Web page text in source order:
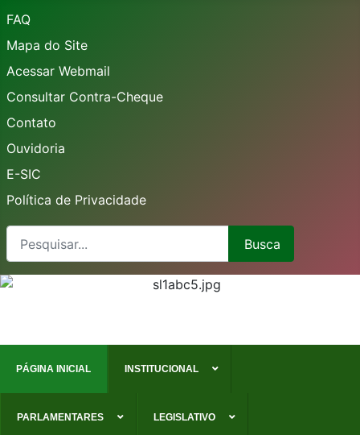
FAQ
Mapa do Site
Acessar Webmail
Consultar Contra-Cheque
Contato
Ouvidoria
E-SIC
Política de Privacidade
Busca
PÁGINA INICIAL INSTITUCIONAL
PARLAMENTARES LEGISLATIVO